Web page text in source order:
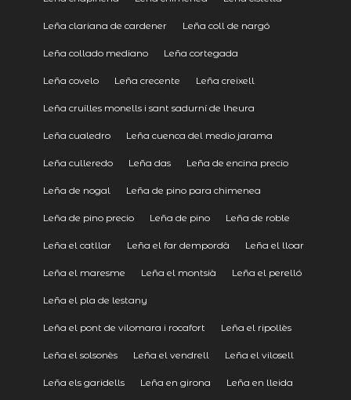
Leña clariana de cardener Leña coll de nargó
Leña collado mediano Leña cortegada
Leña covelo Leña crecente Leña creixell
Leña cruïlles monells i sant sadurní de lheura
Leña cualedro Leña cuenca del medio jarama
Leña culleredo Leña das Leña de encina precio
Leña de nogal Leña de pino para chimenea
Leña de pino precio Leña de pino Leña de roble
Leña el catllar Leña el far dempordà Leña el lloar
Leña el maresme Leña el montsià Leña el perelló
Leña el pla de lestany
Leña el pont de vilomara i rocafort Leña el ripollès
Leña el solsonès Leña el vendrell Leña el vilosell
Leña els garidells Leña en girona Leña en lleida